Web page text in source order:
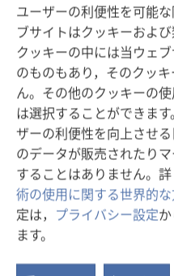
ユーザーの利便性を可能
ブサイトはクッキーおよ
クッキーの中には当ウェ
のものもあり，そのクッ
ん。その他のクッキーの
は選択することができま
ザーの利便性を向上させ
のデータが販売されたり
することはありません。詳
術の使用に関する世界的
定は， プライバシー設定
ます。